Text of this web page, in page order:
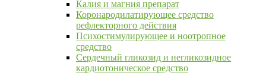
Калия и магния препарат
Коронародилатирующее средство
рефлекторного действия
Психостимулирующее и ноотропное
средство
Сердечный гликозид и негликозидное
кардиотоническое средство